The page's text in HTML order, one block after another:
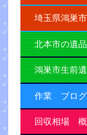
埼玉県鴻巣
北本市の遺
鴻巣市生前
作業 ブログ
回収相場